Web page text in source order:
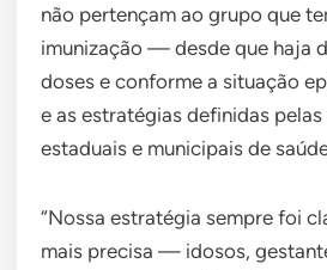
não pertençam ao grupo que
imunização — desde que haja
doses e conforme a situação
e as estratégias definidas
estaduais e municipais de
“Nossa estratégia sempre foi
mais precisa — idosos,